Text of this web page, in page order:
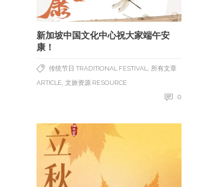
新加坡中国文化中心祝大家端午安
康！
传统节日 TRADITIONAL FESTIVAL
所有文章
ARTICLE 文旅资源 RESOURCE
0